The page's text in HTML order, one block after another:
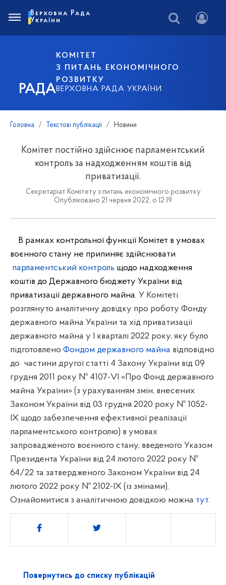
РАДА
КОМІТЕТ
З ПИТАНЬ ЕКОНОМІЧНОГО
РОЗВИТКУ
ВЕРХОВНА РАДА УКРАЇНИ
Верховна Рада
України
Головна Текстові публікації Новини
Комітет постійно здійснює парламентський
контроль за надходженням коштів від
приватизації.
Секретаріат Комітету з питань економічного розвитку
Опубліковано 21 червня 2022, о 12:19
В рамках контрольної функції Комітет в умовах
воєнного стану не припиняє здійснювати
парламентський контроль щодо надходження
коштів до Державного бюджету України від
приватизації державного майна. У Комітеті
розглянуто аналітичну довідку про роботу Фонду
державного майна України та хід приватизації
державного майна у І кварталі 2022 року, яку було
підготовлено Фондом державного майна відповідно
до частини другої статті 4 Закону України від 09
грудня 2011 року № 4107-VI «Про Фонд державного
майна України» (з урахуванням змін, внесених
Законом України від 03 грудня 2020 року № 1052-
IX щодо забезпечення ефективної реалізації
парламентського контролю) в умовах
запровадженого воєнного стану, введеного Указом
Президента України від 24 лютого 2022 року №
64/22 та затвердженого Законом України від 24
лютого 2022 року № 2102-IX (із змінами).
Ознайомитися з аналітичною довідкою можна тут.
Поділитись
Повернутись до списку публікацій